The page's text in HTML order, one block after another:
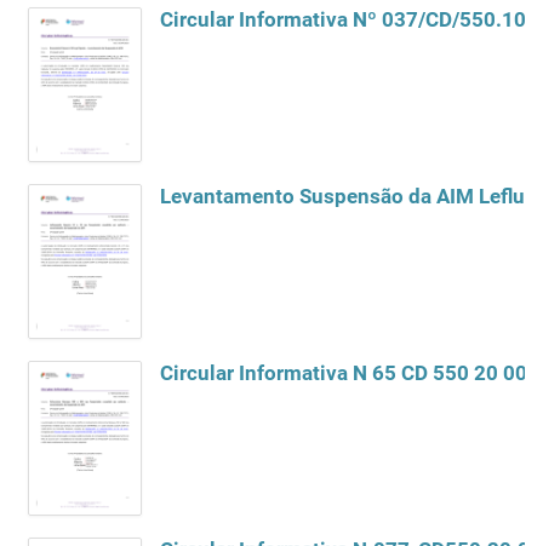
Circular Informativa Nº 037/CD/
Circular Informativa N 65 CD 550 20